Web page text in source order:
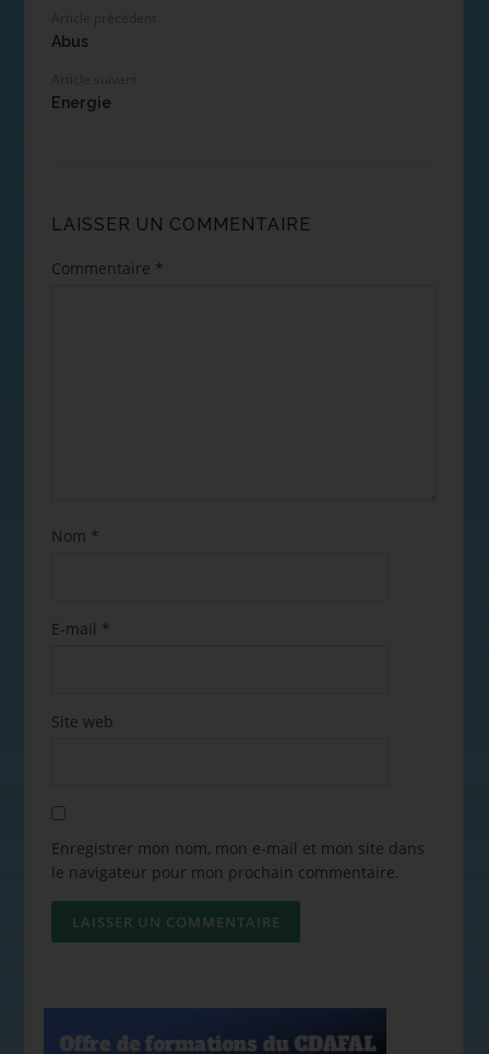
Abus
Energie
LAISSER UN COMMENTAIRE
Commentaire *
Nom *
E-mail *
Site web
Enregistrer mon nom, mon e-mail et mon site dans
le navigateur pour mon prochain commentaire.